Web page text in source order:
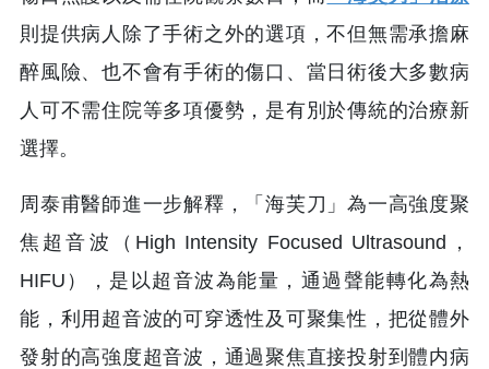
則提供病人除了手術之外的選項，不但無需承擔麻
醉風險、也不會有手術的傷口、當日術後大多數病
人可不需住院等多項優勢，是有別於傳統的治療新
選擇。
周泰甫醫師進一步解釋，「海芙刀」為一高強度聚
焦超音波（High Intensity Focused Ultrasound，
HIFU），是以超音波為能量，通過聲能轉化為熱
能，利用超音波的可穿透性及可聚集性，把從體外
發射的高強度超音波，通過聚焦直接投射到體内病